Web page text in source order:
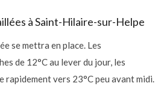
à Saint-Hilaire-sur-Helpe
se mettra en place. Les
de 12°C au lever du jour, les
rapidement vers 23°C peu avant midi.